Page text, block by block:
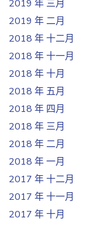
2019 年 三月
2019 年 二月
2018 年 十二月
2018 年 十一月
2018 年 十月
2018 年 五月
2018 年 四月
2018 年 三月
2018 年 二月
2018 年 一月
2017 年 十二月
2017 年 十一月
2017 年 十月